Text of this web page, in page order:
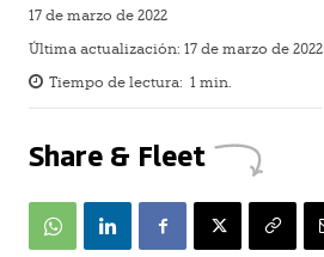
17 de marzo de 2022
Última actualización: 17 de marzo de 2022
Tiempo de lectura: 1 min.
Share & Fleet